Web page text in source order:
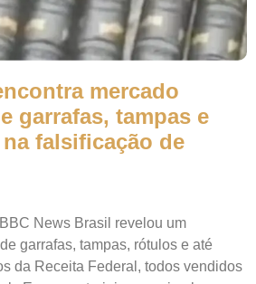
mercado
garrafas, tampas e
falsificação de
News Brasil revelou um
garrafas, tampas, rótulos e até
da Receita Federal, todos vendidos